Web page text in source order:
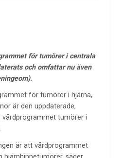
för tumörer i centrala
och omfattar nu även
för tumörer i hjärna,
är den uppdaterade,
vårdprogrammet tumörer i
är att vårdprogrammet